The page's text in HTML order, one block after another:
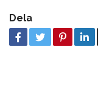
Dela